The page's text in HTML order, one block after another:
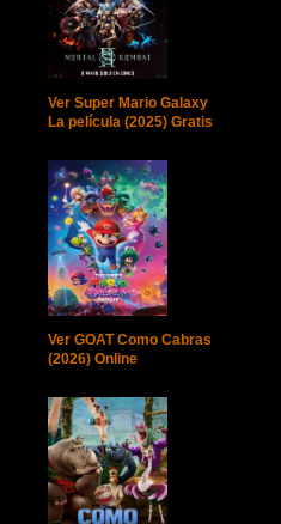
Ver Super Mario Galaxy
La película (2025) Gratis
Ver GOAT Como Cabras
(2026) Online